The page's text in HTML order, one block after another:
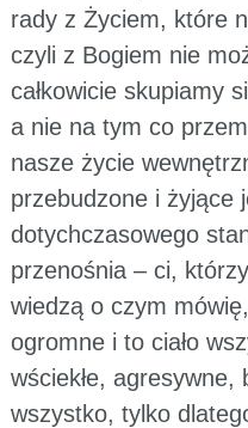
rady z Życiem, które
czyli z Bogiem nie
całkowicie skupiamy
a nie na tym co
nasze życie
przebudzone i żyjące
dotychczasowego
przenośnia – ci,
wiedzą o czym
ogromne i to ciało
wściekłe, agresywne,
wszystko, tylko